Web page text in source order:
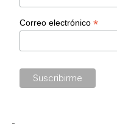
Correo electrónico*